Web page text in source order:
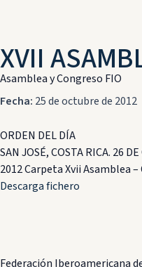
XVII
Asamblea y Congreso FIO
Fecha: 25 de octubre de 2012
ORDEN DEL DÍA
SAN JOSÉ, COSTA RICA. 26
2012 Carpeta Xvii Asamblea –
Descarga fichero
Federación Iberoamericana